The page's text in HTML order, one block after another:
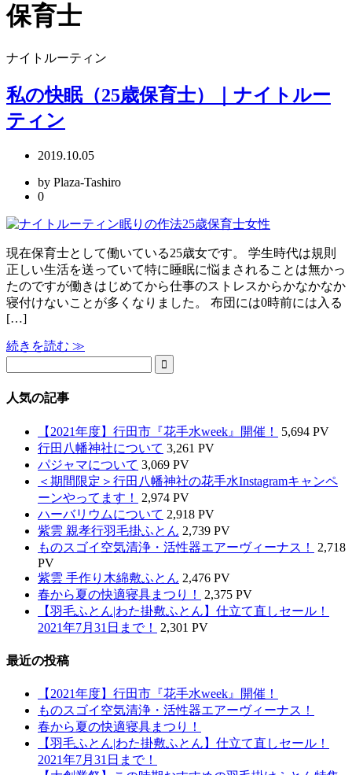
保育士
ナイトルーティン
私の快眠（25歳保育士）｜ナイトルー
ティン
2019.10.05
by Plaza-Tashiro
0
現在保育士として働いている25歳女です。 学生時代は規則
正しい生活を送っていて特に睡眠に悩まされることは無かっ
たのですが働きはじめてから仕事のストレスからかなかなか
寝付けないことが多くなりました。 布団には0時前には入る
[…]
続きを読む ≫

人気の記事
【2021年度】行田市『花手水week』開催！
5,694 PV
行田八幡神社について 3,261 PV
パジャマについて 3,069 PV
＜期間限定＞行田八幡神社の花手水Instagramキャンペ
ーンやってます！
2,974 PV
ハーバリウムについて 2,918 PV
紫雲 親孝行羽毛掛ふとん 2,739 PV
ものスゴイ空気清浄・活性器エアーヴィーナス！
2,718
PV
紫雲 手作り木綿敷ふとん 2,476 PV
春から夏の快適寝具まつり！
2,375 PV
【羽毛ふとん|わた掛敷ふとん】仕立て直しセール！
2021年7月31日まで！
2,301 PV
最近の投稿
【2021年度】行田市『花手水week』開催！
ものスゴイ空気清浄・活性器エアーヴィーナス！
春から夏の快適寝具まつり！
【羽毛ふとん|わた掛敷ふとん】仕立て直しセール！
2021年7月31日まで！